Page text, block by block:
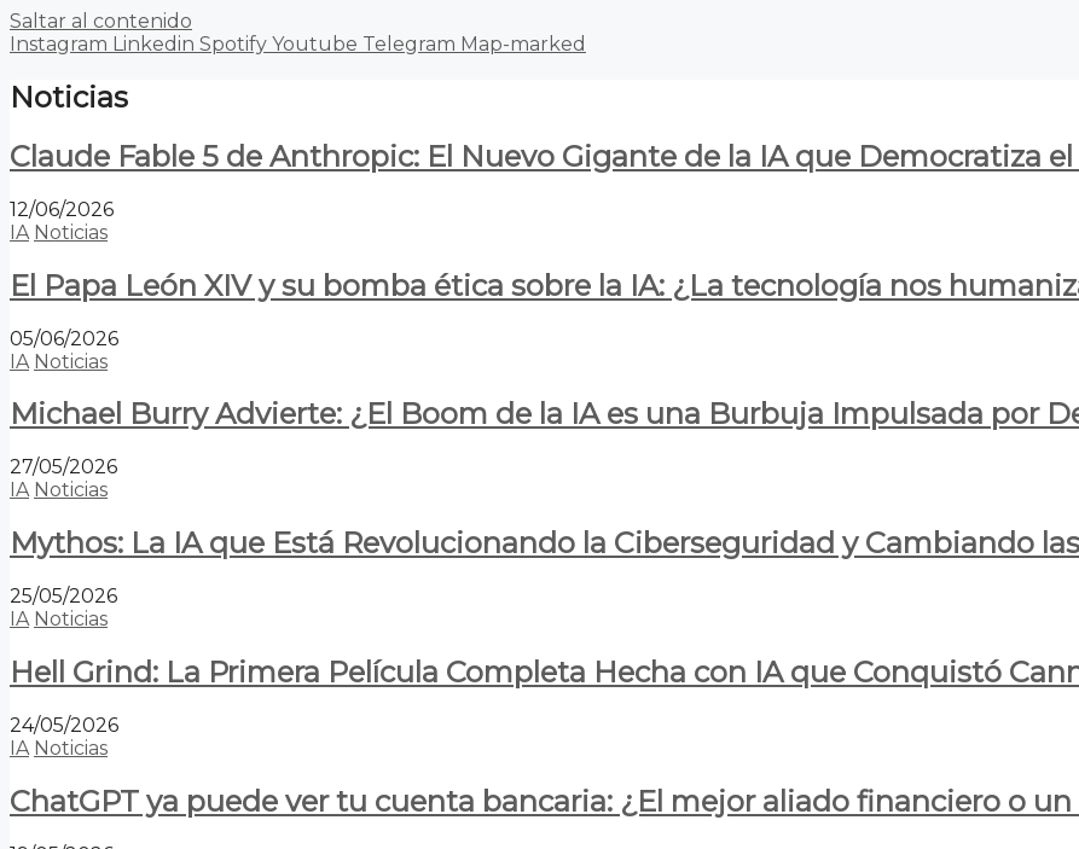
Saltar al contenido
Instagram Linkedin Spotify Youtube Telegram Map-marked
Noticias
Claude Fable 5 de Anthropic: El Nuevo Gigante de la IA que Democratiza
12/06/2026
IA Noticias
El Papa León XIV y su bomba ética sobre la IA: ¿La tecnología nos
05/06/2026
IA Noticias
Michael Burry Advierte: ¿El Boom de la IA es una Burbuja Impulsada por
27/05/2026
IA Noticias
Mythos: La IA que Está Revolucionando la Ciberseguridad y Cambiando
25/05/2026
IA Noticias
Hell Grind: La Primera Película Completa Hecha con IA que Conquistó
24/05/2026
IA Noticias
ChatGPT ya puede ver tu cuenta bancaria: ¿El mejor aliado financiero o